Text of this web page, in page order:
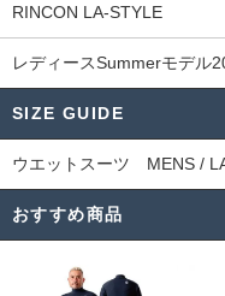
RINCON LA-STYLE
レディースSummerモデル
SIZE GUIDE
ウエットスーツ MENS /
おすすめ商品